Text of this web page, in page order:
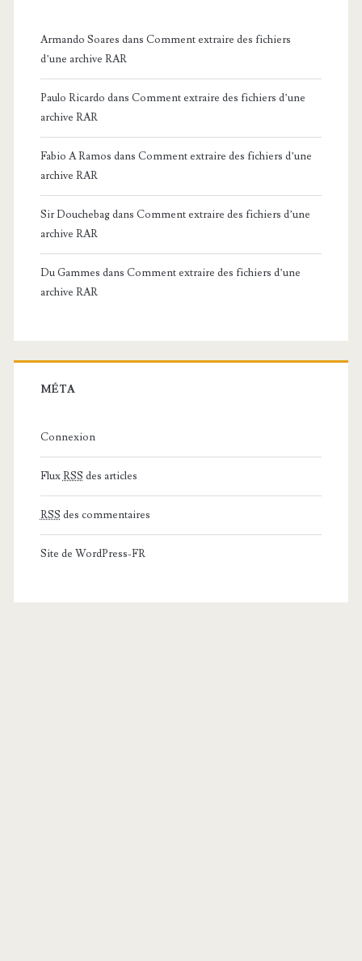
Armando Soares dans Comment extraire des fichiers
d’une archive RAR
Paulo Ricardo dans Comment extraire des fichiers d’une
archive RAR
Fabio A Ramos dans Comment extraire des fichiers d’une
archive RAR
Sir Douchebagdans Comment extraire des fichiers d’une
archive RAR
Du Gammes dans Comment extraire des fichiers d’une
archive RAR
MÉTA
Connexion
FluxRSS des articles
RSS des commentaires
Site de WordPress-FR